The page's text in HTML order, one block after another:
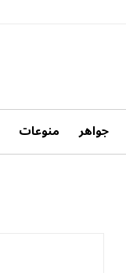
جواهر منوعات